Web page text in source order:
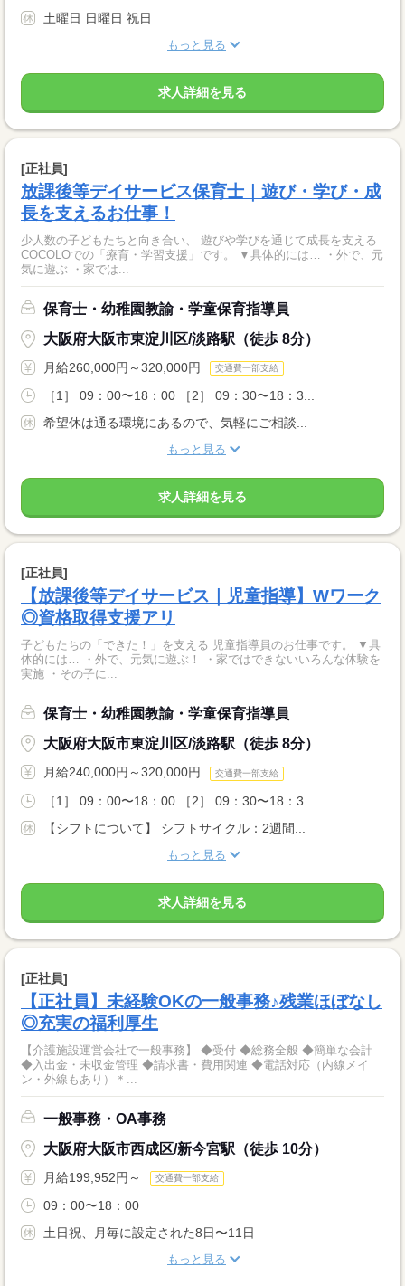
土曜日 日曜日 祝日
もっと見る
求人詳細を見る
[正社員]
放課後等デイサービス保育士｜遊び・学び・成
長を支えるお仕事！
少人数の子どもたちと向き合い、 遊びや学びを通じて成長を支える
COCOLOでの「療育・学習支援」です。 ▼具体的には… ・外で、元
気に遊ぶ ・家では...
保育士・幼稚園教諭・学童保育指導員
大阪府大阪市東淀川区/淡路駅（徒歩 8分）
月給260,000円～320,000円 交通費一部支給
［1］ 09：00〜18：00 ［2］ 09：30〜18：3...
希望休は通る環境にあるので、気軽にご相談...
もっと見る
求人詳細を見る
[正社員]
【放課後等デイサービス｜児童指導】Wワーク
◎資格取得支援アリ
子どもたちの「できた！」を支える 児童指導員のお仕事です。 ▼具
体的には… ・外で、元気に遊ぶ！ ・家ではできないいろんな体験を
実施 ・その子に...
保育士・幼稚園教諭・学童保育指導員
大阪府大阪市東淀川区/淡路駅（徒歩 8分）
月給240,000円～320,000円 交通費一部支給
［1］ 09：00〜18：00 ［2］ 09：30〜18：3...
【シフトについて】 シフトサイクル：2週間...
もっと見る
求人詳細を見る
[正社員]
【正社員】未経験OKの一般事務♪残業ほぼなし
◎充実の福利厚生
【介護施設運営会社で一般事務】 ◆受付 ◆総務全般 ◆簡単な会計
◆入出金・未収金管理 ◆請求書・費用関連 ◆電話対応（内線メイ
ン・外線もあり）＊...
一般事務・OA事務
大阪府大阪市西成区/新今宮駅（徒歩 10分）
月給199,952円～ 交通費一部支給
09：00〜18：00
土日祝、月毎に設定された8日〜11日
もっと見る